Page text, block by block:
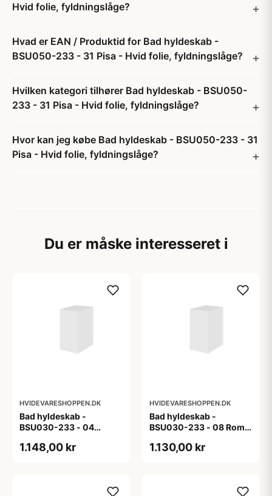
Hvid folie, fyldningslåge?
Hvad er EAN / Produktid for Bad hyldeskab -
BSU050-233 - 31 Pisa - Hvid folie, fyldningslåge?
Hvilken kategori tilhører Bad hyldeskab - BSU050-
233 - 31 Pisa - Hvid folie, fyldningslåge?
Hvor kan jeg købe Bad hyldeskab - BSU050-233 - 31
Pisa - Hvid folie, fyldningslåge?
Du er måske interesseret i
HVIDEVARESHOPPEN.DK
Bad hyldeskab -
BSU030-233 - 04
1.148,00 kr
HVIDEVARESHOPPEN.DK
Bad hyldeskab -
BSU030-233 - 08 Roma
1.130,00 kr